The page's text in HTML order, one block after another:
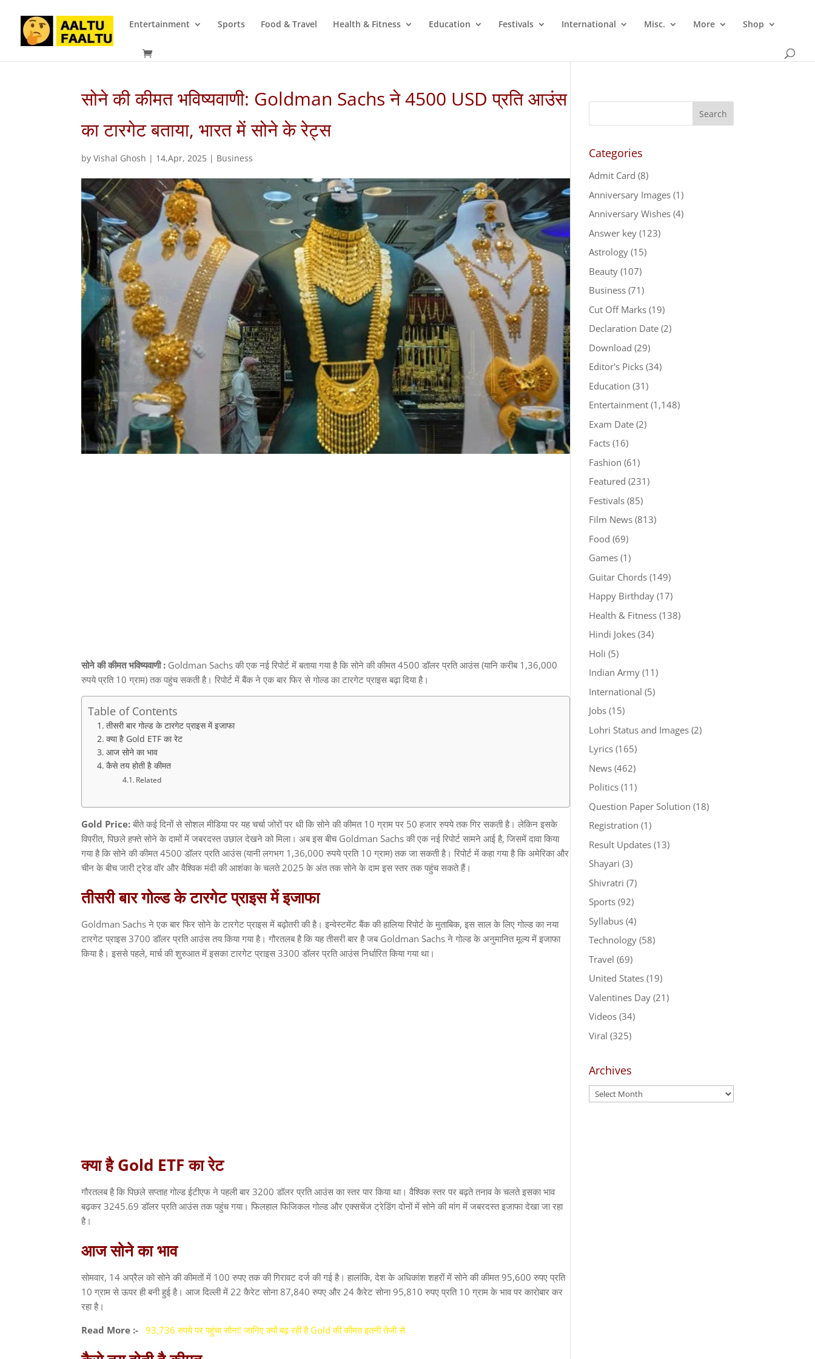
Entertainment Sports Food & Travel Health & Fitness Education Festivals International Misc. More Shop
सोने की कीमत भविष्यवाणी: Goldman Sachs ने 4500 USD प्रति आउंस
का टारगेट बताया, भारत में सोने के रेट्स
byVishal Ghosh | 14,Apr, 2025 | Business
सोने की कीमत भविष्यवाणी : Goldman Sachsकी एक नई रिपोर्ट में बताया गया है कि सोने की कीमत4500डॉलर प्रति आउंस (यानि करीब1,36,000
रुपये प्रति10ग्राम)तक पहुंच सकती है। रिपोर्ट में बैंक ने एक बार फिर से गोल्ड का टारगेट प्राइस बढ़ा दिया है।
Table of Contents
तीसरी बार गोल्ड के टारगेट प्राइस में इजाफा
क्या है Gold ETF का रेट
आज सोने का भाव
कैसे तय होती है कीमत
Related
Gold Price:बीते कई दिनों से सोशल मीडिया पर यह चर्चा जोरों पर थी कि सोने की कीमत10ग्राम पर 50हजार रुपये तक गिर सकती है। लेकिन इसके
विपरीत,पिछले हफ्ते सोने के दामों में जबरदस्त उछाल देखने को मिला। अब इस बीचGoldman Sachsकी एक नई रिपोर्ट सामने आई है,जिसमें दावा किया
गया है कि सोने की कीमत4500डॉलर प्रति आउंस (यानी लगभग 1,36,000रुपये प्रति10ग्राम)तक जा सकती है। रिपोर्ट में कहा गया है कि अमेरिका और
चीन के बीच जारी ट्रेड वॉर और वैश्विक मंदी की आशंका के चलते2025के अंत तक सोने के दाम इस स्तर तक पहुंच सकते हैं।
तीसरीबारगोल्डकेटारगेटप्राइसमेंइजाफा
Goldman Sachsने एक बार फिर सोने के टारगेट प्राइस में बढ़ोतरी की है। इन्वेस्टमेंट बैंक की हालिया रिपोर्ट के मुताबिक,इस साल के लिए गोल्ड का नया
टारगेट प्राइस 3700डॉलर प्रति आउंस तय किया गया है। गौरतलब है कि यह तीसरी बार है जबGoldman Sachsने गोल्ड के अनुमानित मूल्य में इजाफा
किया है। इससे पहले,मार्च की शुरुआत में इसका टारगेट प्राइस 3300डॉलर प्रति आउंस निर्धारित किया गया था।
क्याहैGold ETFकारेट
गौरतलब है कि पिछले सप्ताह गोल्ड ईटीएफ ने पहली बार 3200डॉलर प्रति आउंस का स्तर पार किया था। वैश्विक स्तर पर बढ़ते तनाव के चलते इसका भाव
बढ़कर 3245.69डॉलर प्रति आउंस तक पहुंच गया। फिलहाल फिजिकल गोल्ड और एक्सचेंज ट्रेडिंग दोनों में सोने की मांग में जबरदस्त इजाफा देखा जा रहा
है।
आजसोनेकाभाव
सोमवार, 14अप्रैल को सोने की कीमतों में 100रुपए तक की गिरावट दर्ज की गई है। हालांकि,देश के अधिकांश शहरों में सोने की कीमत95,600रुपए प्रति
10ग्राम से ऊपर ही बनी हुई है। आज दिल्ली में 22कैरेट सोना87,840रुपए और 24कैरेट सोना95,810रुपए प्रति10ग्राम के भाव पर कारोबार कर
रहा है।
Read More :-93,736 रुपये पर पहुंचा सोना! जानिए क्यों बढ़ रही है Gold की कीमत इतनी तेजी से
Categories
Admit Card (8)
Anniversary Images(1)
Anniversary Wishes(4)
Answer key(123)
Astrology(15)
Beauty(107)
Business(71)
Cut Off Marks(19)
Declaration Date(2)
Download (29)
Editor's Picks(34)
Education (31)
Entertainment(1,148)
Exam Date(2)
Facts(16)
Fashion (61)
Featured (231)
Festivals(85)
Film News(813)
Food (69)
Games(1)
Guitar Chords(149)
Happy Birthday(17)
Health & Fitness(138)
Hindi Jokes(34)
Holi (5)
Indian Army(11)
International (5)
Jobs(15)
Lohri Status and Images(2)
Lyrics(165)
News(462)
Politics(11)
Question Paper Solution (18)
Registration (1)
Result Updates(13)
Shayari (3)
Shivratri (7)
Sports(92)
Syllabus(4)
Technology(58)
Travel (69)
United States(19)
Valentines Day(21)
Videos(34)
Viral (325)
Archives
Archives